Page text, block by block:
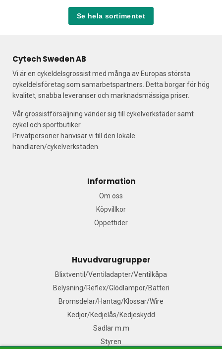
Se hela sortimentet
Cytech Sweden AB
Vi är en cykeldelsgrossist med många av Europas största
cykeldelsföretag som samarbetspartners. Detta borgar för hög
kvalitet, snabba leveranser och marknadsmässiga priser.
Vår grossistförsäljning vänder sig till cykelverkstäder samt
cykel och sportbutiker.
Privatpersoner hänvisar vi till den lokale
handlaren/cykelverkstaden.
Information
Om oss
Köpvillkor
Öppettider
Huvudvarugrupper
Blixtventil/Ventiladapter/Ventilkåpa
Belysning/Reflex/Glödlampor/Batteri
Bromsdelar/Hantag/Klossar/Wire
Kedjor/Kedjelås/Kedjeskydd
Sadlar m.m
Styren